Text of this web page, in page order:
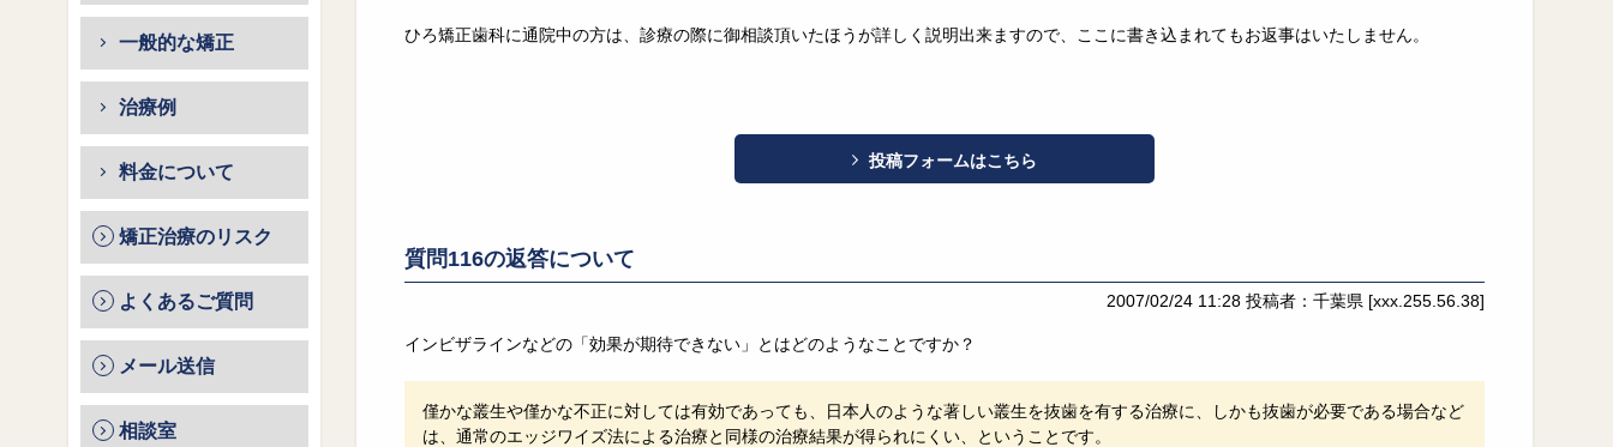
一般的な矯正
治療例
料金について
矯正治療のリスク
よくあるご質問
メール送信
相談室
ひろ矯正歯科に通院中の方は、診療の際に御相談頂いたほうが詳しく説明出来ますので、ここに書き込まれてもお返事はいたしません。
投稿フォームはこちら
質問116の返答について
2007/02/24 11:28 投稿者：千葉県 [xxx.255.56.38]
インビザラインなどの「効果が期待できない」とはどのようなことですか？
僅かな叢生や僅かな不正に対しては有効であっても、日本人のような著しい叢生を抜歯を有する治療に、しかも抜歯が必要である場合など
は、通常のエッジワイズ法による治療と同様の治療結果が得られにくい、ということです。